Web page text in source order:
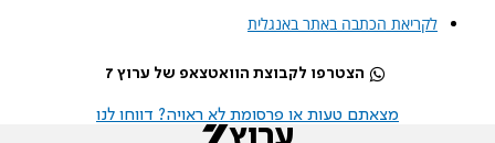
לקריאת הכתבה באתר באנגלית
הצטרפו לקבוצת הוואטצאפ של ערוץ 7
מצאתם טעות או פרסומת לא ראויה? דווחו לנו